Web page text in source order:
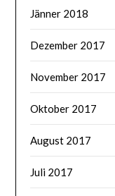
Jänner 2018
Dezember 2017
November 2017
Oktober 2017
August 2017
Juli 2017